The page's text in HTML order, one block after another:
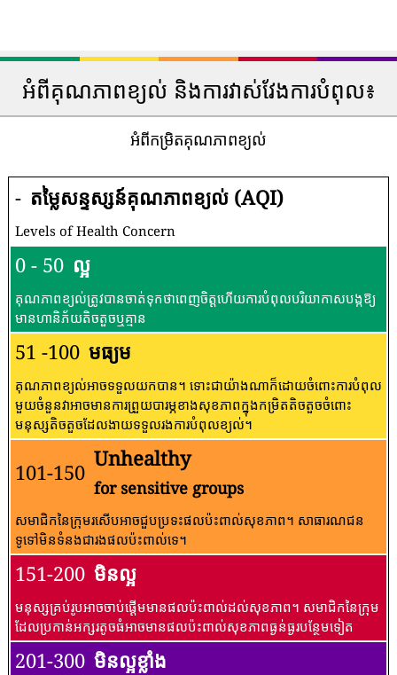
អំពីគុណភាពខ្យល់ និងការវាស់វែងការបំពុល៖
អំពីកម្រិតគុណភាពខ្យល់
- តម្លៃសន្ទស្សន៍គុណភាពខ្យល់ (AQI)
Levels of Health Concern
0 - 50 ល្អ
គុណភាពខ្យល់ត្រូវបានចាត់ទុកថាពេញចិត្តហើយការបំពុលបរិយាកាសបង្កឱ្យ
មានហានិភ័យតិចតួចឬគ្មាន
51 -100 មធ្យម
គុណភាពខ្យល់អាចទទួលយកបាន។ ទោះជាយ៉ាងណាក៏ដោយចំពោះការបំពុល
មួយចំនួនវាអាចមានការព្រួយបារម្ភខាងសុខភាពក្នុងកម្រិតតិចតួចចំពោះ
មនុស្សតិចតួចដែលងាយទទួលរងការបំពុលខ្យល់។
101-150
Unhealthy
for sensitive groups
សមាជិកនៃក្រុមរសើបអាចជួបប្រទះផលប៉ះពាល់សុខភាព។ សាធារណជន​
ទូទៅ​មិន​ទំនង​ជា​រង​ផល​ប៉ះពាល់​ទេ។
151-200 មិនល្អ
មនុស្សគ្រប់រូបអាចចាប់ផ្តើមមានផលប៉ះពាល់ដល់សុខភាព។ សមាជិកនៃក្រុម
ដែលប្រកាន់អក្សរតូចធំអាចមានផលប៉ះពាល់សុខភាពធ្ងន់ធ្ងរបន្ថែមទៀត
201-300 មិនល្អខ្លាំង